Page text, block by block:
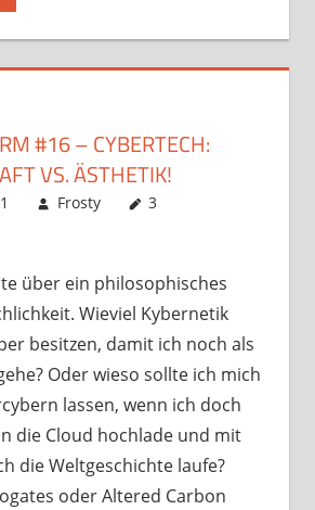
#16 – CYBERTECH:
VS. ÄSTHETIK!
Frosty
3
über ein philosophisches
Wieviel Kybernetik
besitzen, damit ich noch als
Oder wieso sollte ich mich
lassen, wenn ich doch
die Cloud hochlade und mit
die Weltgeschichte laufe?
oder Altered Carbon